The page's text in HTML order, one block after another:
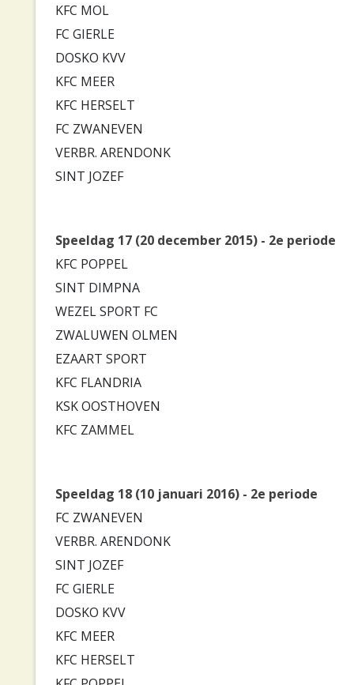
KFC MOL
FC GIERLE
DOSKO KVV
KFC MEER
KFC HERSELT
FC ZWANEVEN
VERBR. ARENDONK
SINT JOZEF
Speeldag 17 (20 december 2015) - 2e periode
KFC POPPEL
SINT DIMPNA
WEZEL SPORT FC
ZWALUWEN OLMEN
EZAART SPORT
KFC FLANDRIA
KSK OOSTHOVEN
KFC ZAMMEL
Speeldag 18 (10 januari 2016) - 2e periode
FC ZWANEVEN
VERBR. ARENDONK
SINT JOZEF
FC GIERLE
DOSKO KVV
KFC MEER
KFC HERSELT